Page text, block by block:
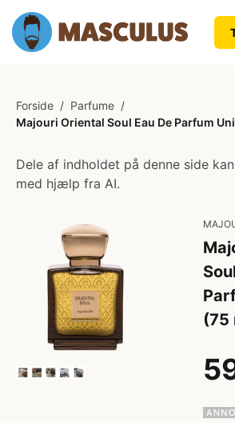
Forside / Parfume /
Majouri Oriental Soul Eau De Parfum
Dele af indholdet på denne side
med hjælp fra AI.
(75